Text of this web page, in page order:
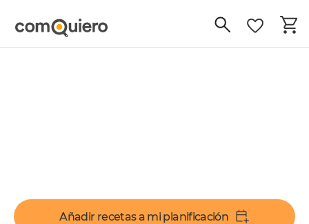
Añadir recetas a mi planificación